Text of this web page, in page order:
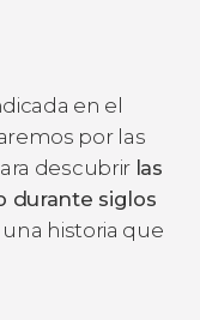
en el
por las
descubrir las
durante siglos
una historia que